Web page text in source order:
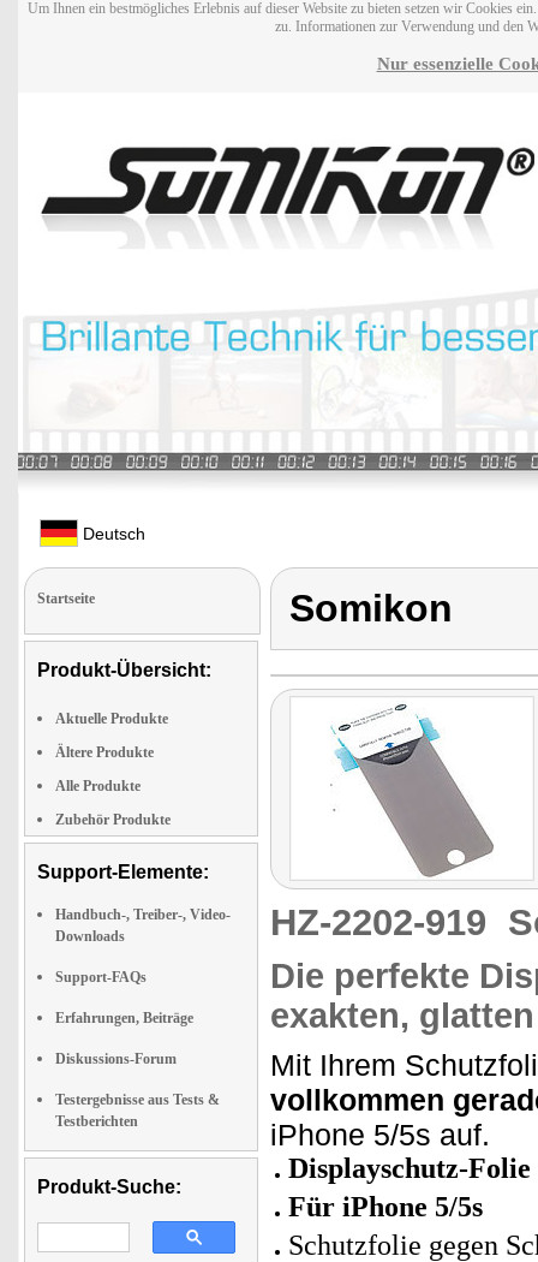
Um Ihnen ein bestmögliches Erlebnis auf dieser Website zu bieten setzen wir Cookies
zu. Informationen zur Verwendung und den
Nur essenzielle
Deutsch
Startseite
Produkt-Übersicht:
Aktuelle Produkte
Ältere Produkte
Alle Produkte
Zubehör Produkte
Support-Elemente:
Handbuch-, Treiber-, Video-
Downloads
Support-FAQs
Erfahrungen, Beiträge
Diskussions-Forum
Testergebnisse aus Tests &
Testberichten
Produkt-Suche:
Somikon
HZ-2202-919
Die perfekte
exakten,
Mit Ihrem
vollkommen
iPhone 5/5s auf.
Displayschutz-Folie
Für iPhone 5/5s
Schutzfolie gegen